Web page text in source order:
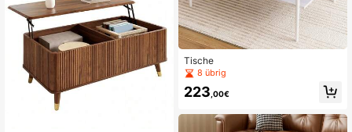
Tische
8 übrig
223 ,00€